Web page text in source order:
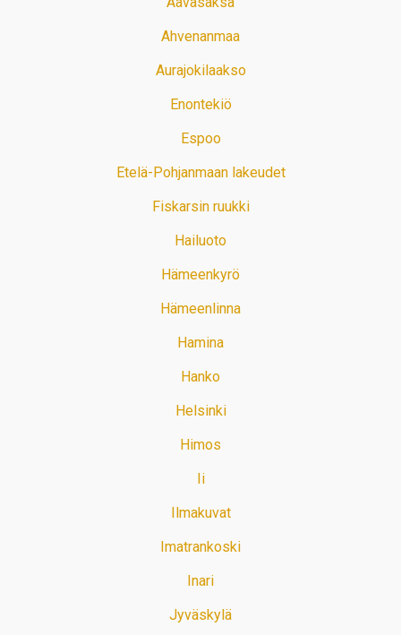
Ahvenanmaa
Aurajokilaakso
Enontekiö
Espoo
Etelä-Pohjanmaan lakeudet
Fiskarsin ruukki
Hailuoto
Hämeenkyrö
Hämeenlinna
Hamina
Hanko
Helsinki
Himos
Ii
Ilmakuvat
Imatrankoski
Inari
Jyväskylä